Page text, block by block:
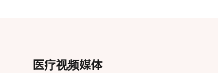
医疗视频媒体